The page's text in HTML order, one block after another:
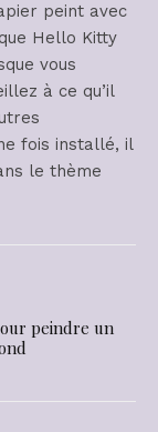
peint avec
Hello Kitty
vous
à ce qu’il
fois installé, il
le thème
peindre un